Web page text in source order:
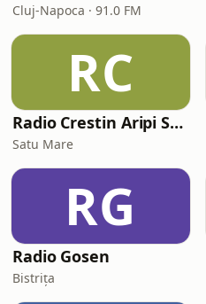
Cluj-Napoca · 91.0 FM
RC
Radio Crestin Aripi Spre Cer Predici
Satu Mare
RG
Radio Gosen
Bistrița